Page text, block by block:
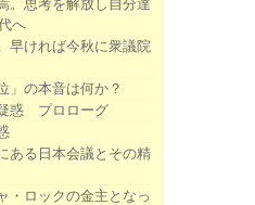
。思考を解放し自分達
へ
早ければ今秋に衆議院
」の本音は何か？
惑 プロローグ
ある日本会議とその精
・ロックの金主となっ